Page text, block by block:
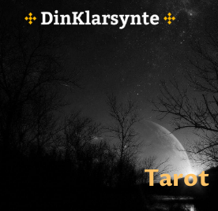
FORSIDE
ASTROLOGI
STJERNETEGN
TAROTKORT
KLARSYNTE
Tarot